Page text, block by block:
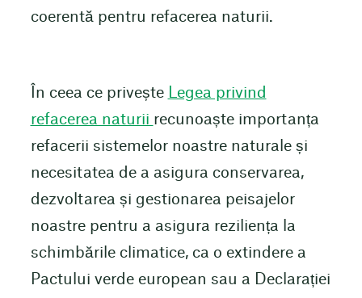
coerentă pentru refacerea naturii.
În ceea ce privește Legea privind
refacerea naturii recunoaște importanța
refacerii sistemelor noastre naturale și
necesitatea de a asigura conservarea,
dezvoltarea și gestionarea peisajelor
noastre pentru a asigura reziliența la
schimbările climatice, ca o extindere a
Pactului verde european sau a Declarației